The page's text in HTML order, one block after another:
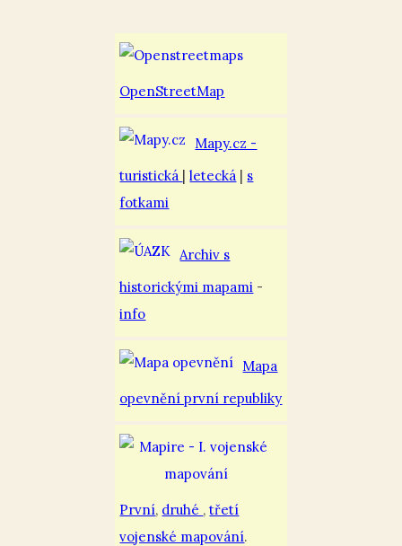
OpenStreetMap
Mapy.cz -
turistická |letecká | s
fotkami
Archiv s
historickými mapami -
info
Mapa
opevnění první republiky
První, druhé ,třetí
vojenské mapování.